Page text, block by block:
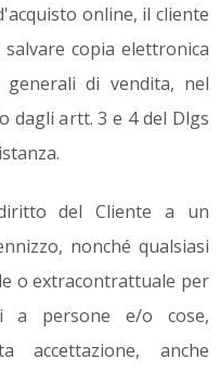
online, il cliente
copia elettronica
di vendita, nel
dagli artt. 3 e 4 del Dlgs
del Cliente a un
nonché qualsiasi
o extracontrattuale per
a persone e/o cose,
accettazione, anche